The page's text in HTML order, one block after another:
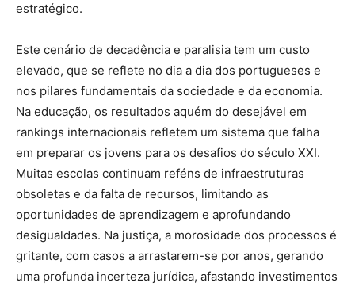
estratégico.
Este cenário de decadência e paralisia tem um custo
elevado, que se reflete no dia a dia dos portugueses e
nos pilares fundamentais da sociedade e da economia.
Na educação, os resultados aquém do desejável em
rankings internacionais refletem um sistema que falha
em preparar os jovens para os desafios do século XXI.
Muitas escolas continuam reféns de infraestruturas
obsoletas e da falta de recursos, limitando as
oportunidades de aprendizagem e aprofundando
desigualdades. Na justiça, a morosidade dos processos é
gritante, com casos a arrastarem-se por anos, gerando
uma profunda incerteza jurídica, afastando investimentos